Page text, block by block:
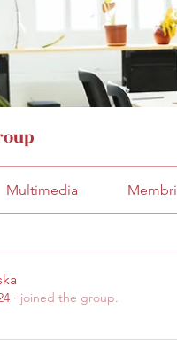
Multimedia Membri
· joined the group.